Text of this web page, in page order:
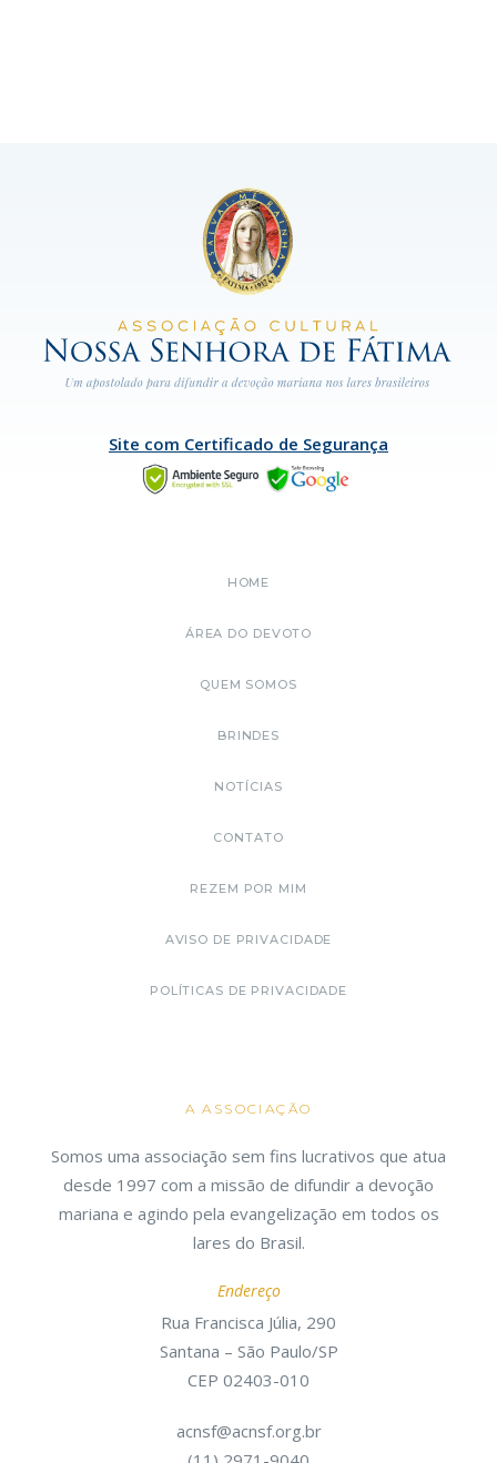
Site com Certificado de Segurança
HOME
ÁREA DO DEVOTO
QUEM SOMOS
BRINDES
NOTÍCIAS
CONTATO
REZEM POR MIM
AVISO DE PRIVACIDADE
POLÍTICAS DE PRIVACIDADE
A ASSOCIAÇÃO
Somos uma associação sem fins lucrativos que atua
desde 1997 com a missão de difundir a devoção
mariana e agindo pela evangelização em todos os
lares do Brasil.
Endereço
Rua Francisca Júlia, 290
Santana – São Paulo/SP
CEP 02403-010
acnsf@acnsf.org.br